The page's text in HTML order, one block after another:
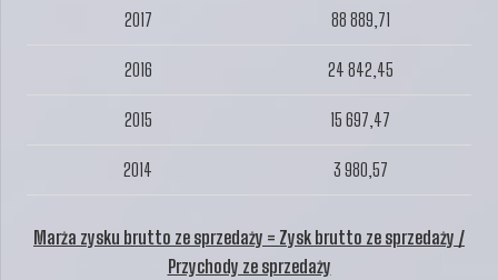
2017 88 889,71
2016 24 842,45
2015 15 697,47
2014 3 980,57
Marża zysku brutto ze sprzedaży = Zysk brutto ze sprzedaży /
Przychody ze sprzedaży